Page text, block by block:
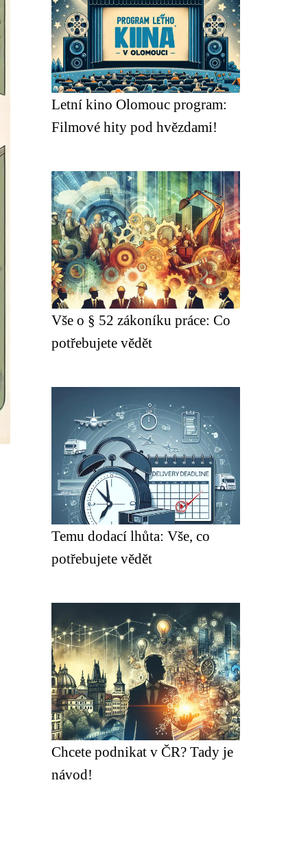
Letní kino Olomouc program:
Filmové hity pod hvězdami!
Vše o § 52 zákoníku práce: Co
potřebujete vědět
Temu dodací lhůta: Vše, co
potřebujete vědět
Chcete podnikat v ČR? Tady je
návod!